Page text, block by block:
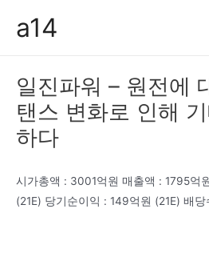
a14
일진파워 – 원전에
탠스 변화로 인해
하다
시가총액 : 3001억원 매출액 : 1795억
(21E) 당기순이익 : 149억원 (21E) 배당